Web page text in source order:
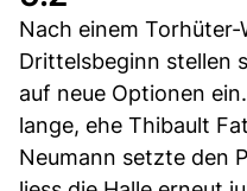
Nach einem Torhüter-
Drittelsbeginn stellen
auf neue Optionen
lange, ehe Thibault
Neumann setzte den